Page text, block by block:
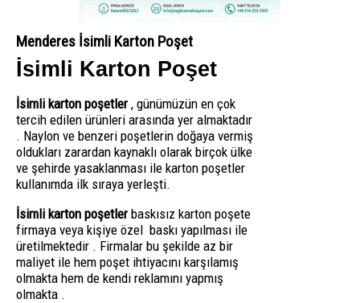
Menderes İsimli Karton Poşet
İsimli Karton Poşet
İsimli karton poşetler, günümüzün en çok
tercih edilen ürünleri arasında yer almaktadır
. Naylon ve benzeri poşetlerin doğaya vermiş
oldukları zarardan kaynaklı olarak birçok ülke
ve şehirde yasaklanması ile karton poşetler
kullanımda ilk sıraya yerleşti.
İsimli karton poşetlerbaskısız karton poşete
firmaya veya kişiye özel baskı yapılması ile
üretilmektedir . Firmalar bu şekilde az bir
maliyet ile hem poşet ihtiyacını karşılamış
olmakta hem de kendi reklamını yapmış
olmakta .